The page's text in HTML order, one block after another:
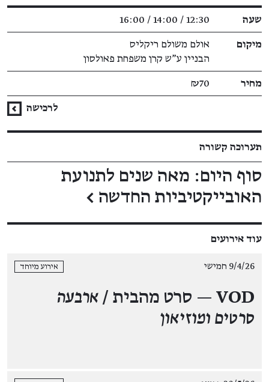
שעה 12:30 / 14:00 / 16:00
מיקום
אולם משולם ריקליס
הבניין ע"ש קרן משפחת פאולסון
מחיר ₪70
לרכישה
תערוכה קשורה
סוף היום: מאה שנים לתנועת
האובייקטיביות החדשה ←
עוד אירועים
9/4/26 חמישי אירוע מיוחד
VOD — סרט מהבית /
ארבעה
סרטים ומוזיאון